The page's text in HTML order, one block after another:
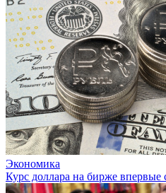
Экономика
Курс доллара на бирже впервые